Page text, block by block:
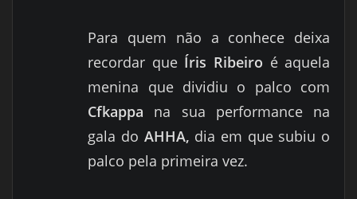
Para quem não a conhece deixa
recordar que Íris Ribeiro é aquela
menina que dividiu o palco com
Cfkappa na sua performance na
gala do AHHA, dia em que subiu o
palco pela primeira vez.